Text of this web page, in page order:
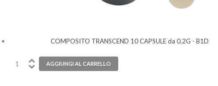
COMPOSITO TRANSCEND 10 CAPSULE da 0,2G - B1D